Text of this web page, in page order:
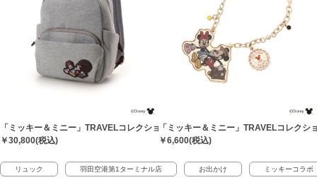
「ミッキー＆ミニー」TRAVELコレクション リュック
￥30,800(税込)
「ミッキー＆ミニー」TRAVELコレクシ
￥6,600(税込)
リュック 羽田空港第1ターミナル店 お出かけ ミッキーコラボ